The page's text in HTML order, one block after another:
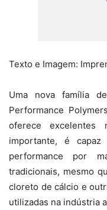
Texto e Imagem:
Uma nova família
Performance
oferece excelentes
importante, é
performance por
tradicionais, mesmo
cloreto de cálcio e
utilizadas na indústria